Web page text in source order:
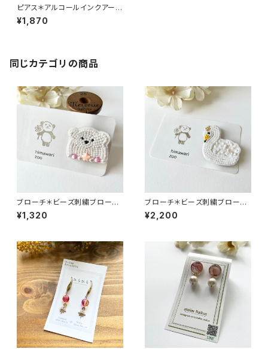
ピアス＊アルコールインクアート
＊NO.6539＊592＊atelier Ra
ikus
¥1,870
同じカテゴリの商品
ブローチ＊ビーズ刺繍ブローチ
＊シロクマブローチ＊白熊＊N
O.6529＊24104＊himawari
¥1,320
ブローチ＊ビーズ刺繍ブローチ
＊刺繍＊白鳥＊NO.6527＊250
01＊himawari zoo
¥2,200